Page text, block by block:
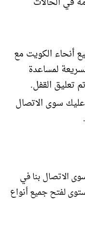
أنحاء الكويت مع
لمساعدة
القفل.
سوى الاتصال
الاتصال بنا في
لفتح جميع أنواع